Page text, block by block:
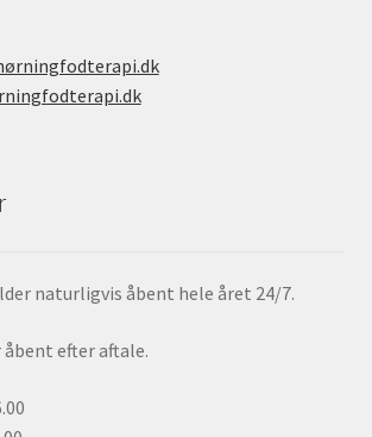
naturligvis åbent hele året 24/7.
efter aftale.